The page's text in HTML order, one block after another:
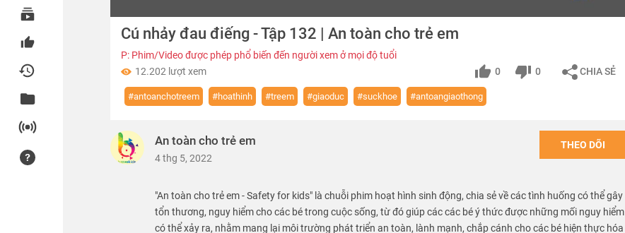
Volume
0%
Cú nhảy đau điếng - Tập 132 | An toàn cho trẻ em
P: Phim/Video được phép phổ biến đến người xem ở mọi độ tuổi
12.202 lượt xem
0 0 CHIA SẺ
#antoanchotreem #hoathinh #treem #giaoduc #suckhoe #antoangiaothong
An toàn cho trẻ em
4 thg 5, 2022
THEO DÕI
"An toàn cho trẻ em - Safety for kids" là chuỗi phim hoạt hình sinh động, chia sẻ về các tình huống có thể gây
tổn thương, nguy hiểm cho các bé trong cuộc sống, từ đó giúp các các bé ý thức được những mối nguy hiểm
có thể xảy ra, nhằm mang lại môi trường phát triển an toàn, lành mạnh, chắp cánh cho các bé hiện thực hóa